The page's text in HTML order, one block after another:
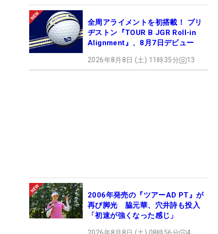
全周アライメントを初搭載！ ブリ
ヂストン『TOUR B JGR Roll-in
Alignment』、8月7日デビュー
2026年8月8日 (土) 11時35分 13
2006年発売の『ツアーAD PT』が
再び脚光 脇元華、穴井詩も投入
「初速が強くなった感じ」